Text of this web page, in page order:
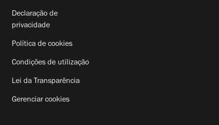
Declaração de
privacidade
Política de cookies
Condições de utilização
Lei da Transparência
Gerenciar cookies